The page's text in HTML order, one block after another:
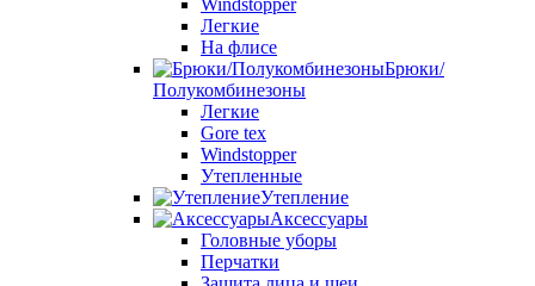
Windstopper
Легкие
На флисе
Брюки/
Полукомбинезоны
Легкие
Gore tex
Windstopper
Утепленные
Утепление
Аксессуары
Головные уборы
Перчатки